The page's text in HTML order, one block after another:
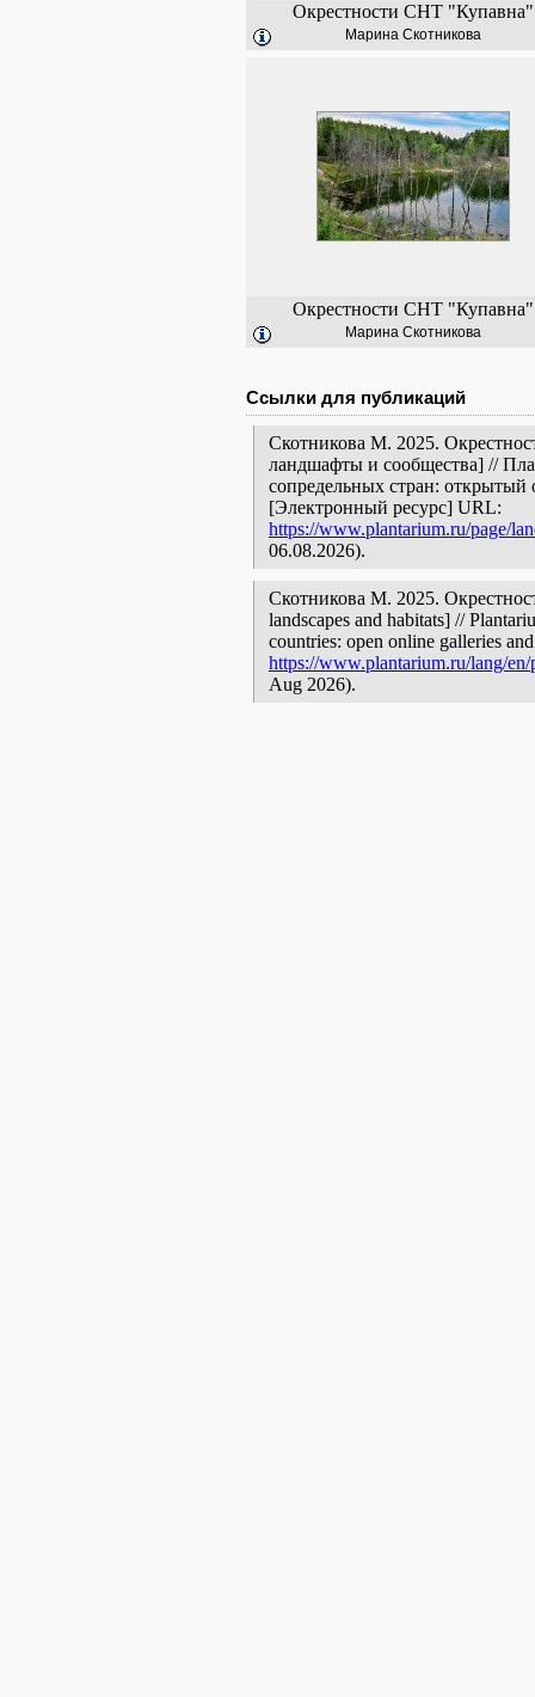
Окрестности СНТ "Купавна"
Марина Скотникова
Окрестности СНТ "Купавна"
Марина Скотникова
Ссылки для публикаций
Скотникова М. 2025.
ландшафты и сообщества] //
сопредельных стран: открытый
[Электронный ресурс] URL:
https://www.plantarium.ru/page/
06.08.2026).
Скотникова М. 2025.
landscapes and habitats] //
countries: open online galleries
https://www.plantarium.ru/lang/
Aug 2026).